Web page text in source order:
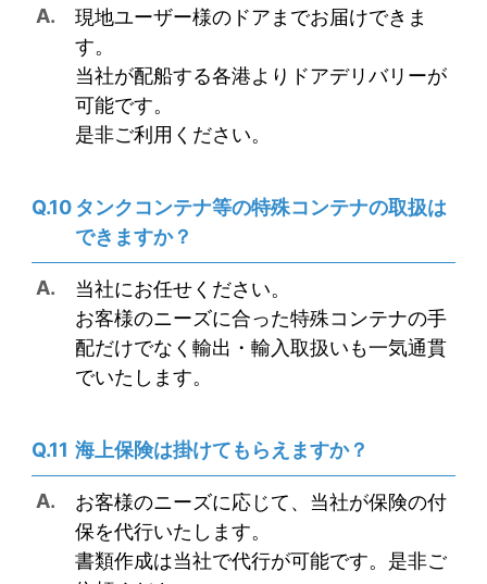
現地ユーザー様のドアまでお届けできま
す。
当社が配船する各港よりドアデリバリーが
可能です。
是非ご利用ください。
タンクコンテナ等の特殊コンテナの取扱は
できますか？
当社にお任せください。
お客様のニーズに合った特殊コンテナの手
配だけでなく輸出・輸入取扱いも一気通貫
でいたします。
海上保険は掛けてもらえますか？
お客様のニーズに応じて、当社が保険の付
保を代行いたします。
書類作成は当社で代行が可能です。是非ご